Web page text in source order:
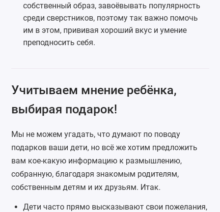
собственный образ, завоёвывать популярность
среди сверстников, поэтому так важно помочь
им в этом, прививая хороший вкус и умение
преподносить себя.
Учитываем мнение ребёнка,
выбирая подарок!
Мы не можем угадать, что думают по поводу
подарков ваши дети, но всё же хотим предложить
вам кое-какую информацию к размышлению,
собранную, благодаря знакомым родителям,
собственным детям и их друзьям. Итак.
Дети часто прямо высказывают свои пожелания,